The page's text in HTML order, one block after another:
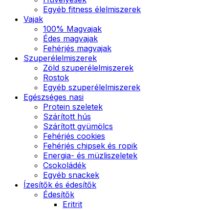
Egyéb fitness élelmiszerek
Vajak
100% Magvajak
Édes magvajak
Fehérjés magvajak
Szuperélelmiszerek
Zöld szuperélelmiszerek
Rostok
Egyéb szuperélelmiszerek
Egészséges nasi
Protein szeletek
Szárított hús
Szárított gyümölcs
Fehérjés cookies
Fehérjés chipsek és ropik
Energia- és müzliszeletek
Csokoládék
Egyéb snackek
Ízesítők és édesítők
Édesítők
Eritrit